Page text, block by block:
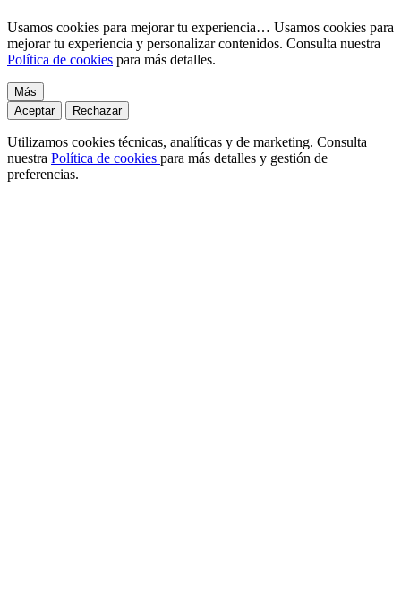
Usamos cookies para mejorar tu experiencia… Usamos cookies para
mejorar tu experiencia y personalizar contenidos. Consulta nuestra
Política de cookies para más detalles.
Más
Aceptar
Rechazar
Utilizamos cookies técnicas, analíticas y de marketing. Consulta
nuestra Política de cookies para más detalles y gestión de
preferencias.